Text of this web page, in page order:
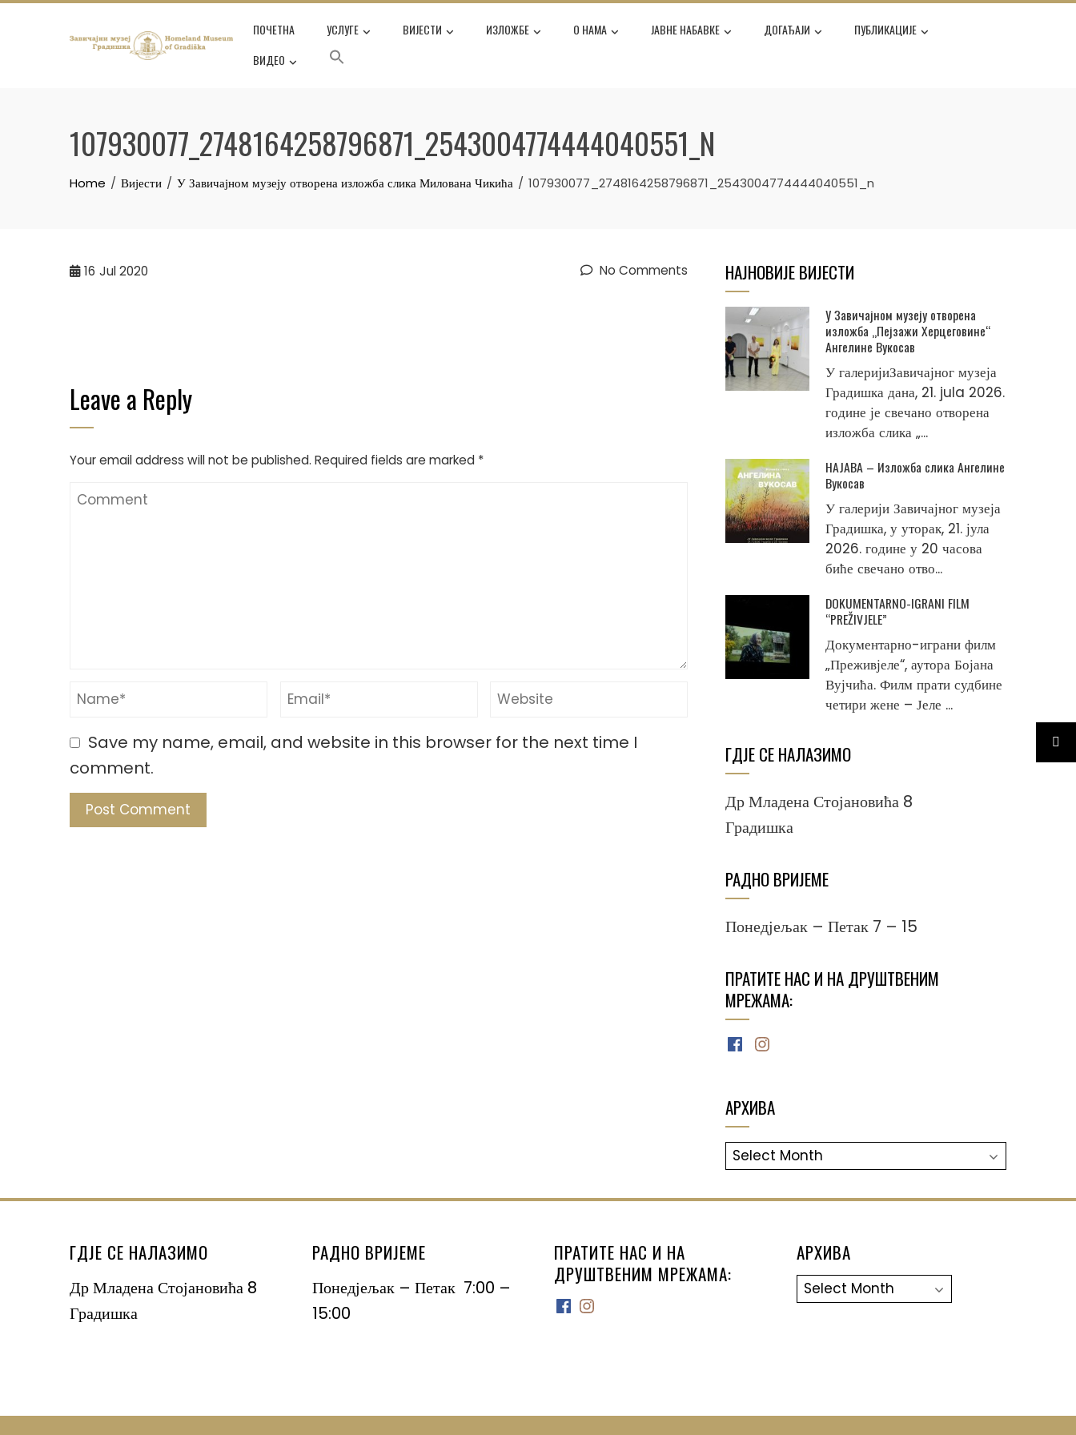
Skip
ПОЧЕТНА УСЛУГЕ ВИЈЕСТИ ИЗЛОЖБЕ О НАМА ЈАВНЕ НАБАВКЕ ДОГАЂАЈИ
ПУБЛИКАЦИЈЕ
ВИДЕО
107930077_2748164258796871_2543004774444040551_N
Home Вијести У Завичајном музеју отворена изложба слика Милована Чикића 107930077_2748164258796871_2543004774444040551_n
16 Jul 2020 No Comments
Leave a Reply
Your email address will not be published. Required fields are marked *
Save my name, email, and website in this browser for the next time I
comment.
НАЈНОВИЈЕ ВИЈЕСТИ
У Завичајном музеју отворена
изложба „Пејзажи Херцеговине“
Ангелине Вукосав
У галеријиЗавичајног музеја
Градишка дана, 21. jula 2026.
године је свечано отворена
изложба слика „...
НАЈАВА – Изложба слика Ангелине
Вукосав
У галерији Завичајног музеја
Градишка, у уторак, 21. јула
2026. године у 20 часова
биће свечано отво...
DOKUMENTARNO-IGRANI FILM
“PREŽIVJELE”
Документарно-играни филм
„Преживјеле“, аутора Бојана
Вујчића. Филм прати судбине
четири жене – Јеле ...
ГДЈЕ СЕ НАЛАЗИМО
Др Младена Стојановића 8
Градишка
РАДНО ВРИЈЕМЕ
Понедјељак – Петак 7 – 15
ПРАТИТЕ НАС И НА ДРУШТВЕНИМ
МРЕЖАМА:
Facebook
Instagram
АРХИВА
АРХИВА
ГДЈЕ СЕ НАЛАЗИМО
Др Младена Стојановића 8
Градишка
РАДНО ВРИЈЕМЕ
Понедјељак – Петак 7:00 –
15:00
ПРАТИТЕ НАС И НА
ДРУШТВЕНИМ МРЕЖАМА:
Facebook
Instagram
АРХИВА
Архива